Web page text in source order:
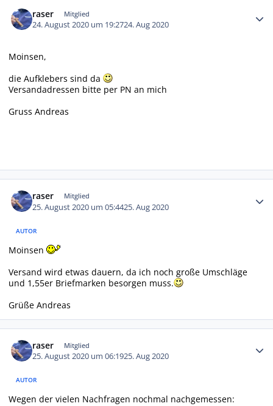
raser Mitglied
24. August 2020 um 19:2724. Aug 2020
Moinsen,
die Aufklebers sind da
Versandadressen bitte per PN an mich
Gruss Andreas
raser Mitglied
25. August 2020 um 05:4425. Aug 2020
AUTOR
Moinsen
Versand wird etwas dauern, da ich noch große Umschläge
und 1,55er Briefmarken besorgen muss.
Grüße Andreas
raser Mitglied
25. August 2020 um 06:1925. Aug 2020
AUTOR
Wegen der vielen Nachfragen nochmal nachgemessen: